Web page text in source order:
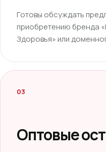
Готовы обсуждать
приобретению бренда
Здоровья» или
03
Оптовые